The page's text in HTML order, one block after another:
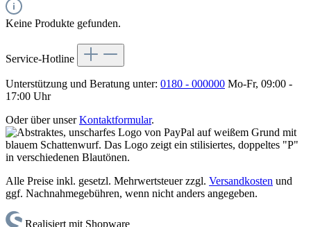
Keine Produkte gefunden.
Service-Hotline
Unterstützung und Beratung unter: 0180 - 000000 Mo-Fr, 09:00 -
17:00 Uhr
Oder über unserKontaktformular.
Alle Preise inkl. gesetzl. Mehrwertsteuer zzgl. Versandkosten und
ggf. Nachnahmegebühren, wenn nicht anders angegeben.
Realisiert mit Shopware